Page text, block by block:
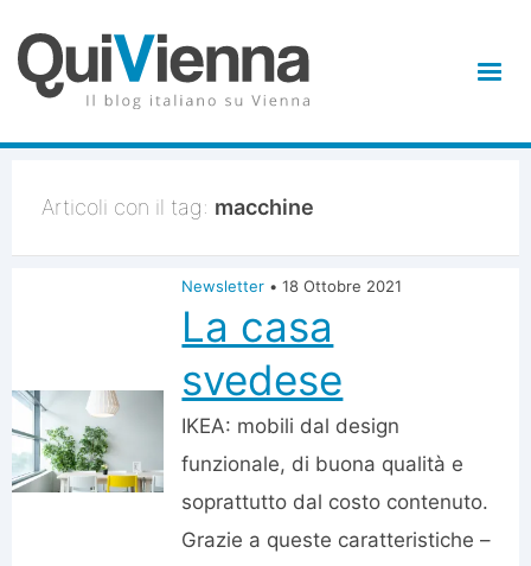
Articoli con il tag: macchine
Newsletter • 18 Ottobre 2021
La casa
svedese
IKEA: mobili dal design
funzionale, di buona qualità e
soprattutto dal costo contenuto.
Grazie a queste caratteristiche –